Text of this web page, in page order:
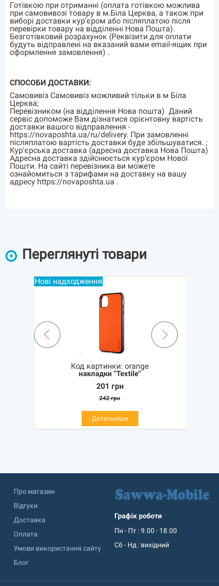
Готівкою при отриманні (оплата готівкою можлива
при самовивозі товару в м.Біла Церква, а також при
виборі доставки кур'єром або післяплатою після
перевірки товару на відділенні Нова Пошта).
Безготівковий розрахунок (Реквізити для оплати
будуть відправлені на вказаний вами email-ящик при
оформлення замовлення) .
СПОСОБИ ДОСТАВКИ:
Самовивіз Самовивіз можливий тільки в м Біла
Церква;
Перевізником (на відділення Нова пошта) Даний
сервіс допоможе Вам дізнатися орієнтовну вартість
доставки вашого відправлення -
https://novaposhta.ua/ru/delivery. При замовленні
післяплатою вартість доставки буде збільшуватися. ;
Кур'єрська доставка (адресна доставка Нова Пошта)
Адресна доставка здійснюється кур'єром Нової
Пошти. На сайті перевізника ви можете
ознайомиться з тарифами на доставку на вашу
адресу https://novaposhta.ua .
Переглянуті товари
Нові надходження
Код картинки: orange
накладки "Textile"
201 грн
242 грн
Детальніше
Про магазин
Відгуки
Доставка
Оплата
Умови використання сайту
Блог
Графік роботи
Пн - Пт : 9.00 - 18.00
Сб - Нд : вихідний